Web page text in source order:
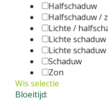
Halfschaduw
Halfschaduw /
Lichte /
Lichte schaduw
Lichte
Schaduw
Zon
Wis selectie
Bloeitijd: